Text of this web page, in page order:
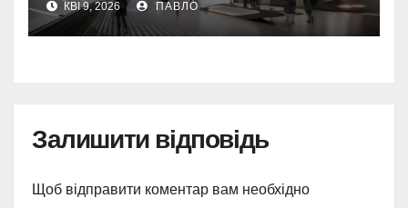
КВІ 9, 2026 ПАВЛО
Залишити відповідь
Щоб відправити коментар вам необхідно